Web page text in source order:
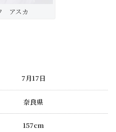
アスカ
7月17日
奈良県
157cm